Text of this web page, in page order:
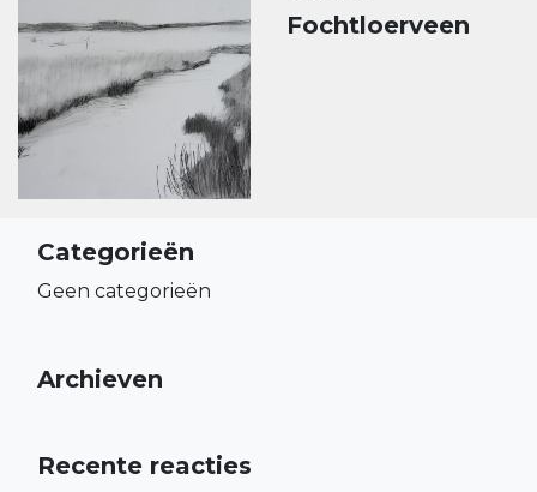
Fochtloerveen
Categorieën
Geen categorieën
Archieven
Recente reacties